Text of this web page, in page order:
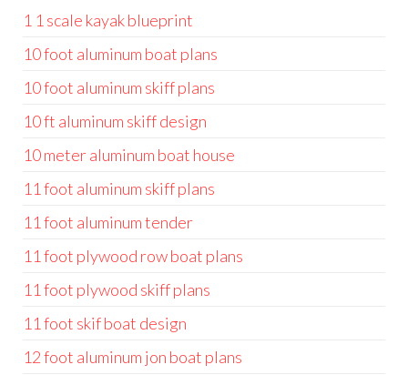
1 1 scale kayak blueprint
10 foot aluminum boat plans
10 foot aluminum skiff plans
10 ft aluminum skiff design
10 meter aluminum boat house
11 foot aluminum skiff plans
11 foot aluminum tender
11 foot plywood row boat plans
11 foot plywood skiff plans
11 foot skif boat design
12 foot aluminum jon boat plans